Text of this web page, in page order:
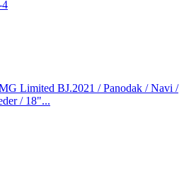
Limited BJ.2021 / Panodak / Navi /
/ 18"...